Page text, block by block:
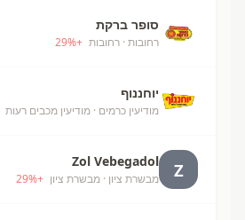
סופר ברקת
רחובות · רחובות +
29%
יוחננוף
מודיעין כרמים · מודיעין מכבים רעות
Z
Zol Vebegadol
מבשרת ציון · מבשרת ציון +
29%